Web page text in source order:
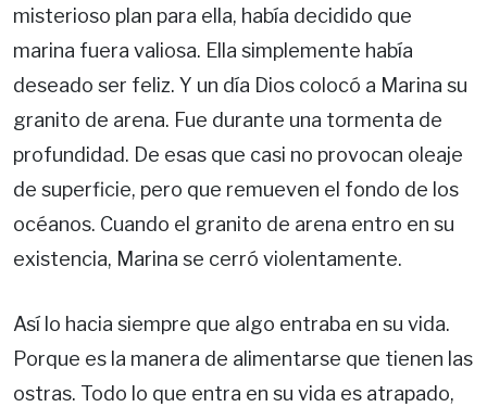
misterioso plan para ella, había decidido que
marina fuera valiosa. Ella simplemente había
deseado ser feliz. Y un día Dios colocó a Marina su
granito de arena. Fue durante una tormenta de
profundidad. De esas que casi no provocan oleaje
de superficie, pero que remueven el fondo de los
océanos. Cuando el granito de arena entro en su
existencia, Marina se cerró violentamente.
Así lo hacia siempre que algo entraba en su vida.
Porque es la manera de alimentarse que tienen las
ostras. Todo lo que entra en su vida es atrapado,